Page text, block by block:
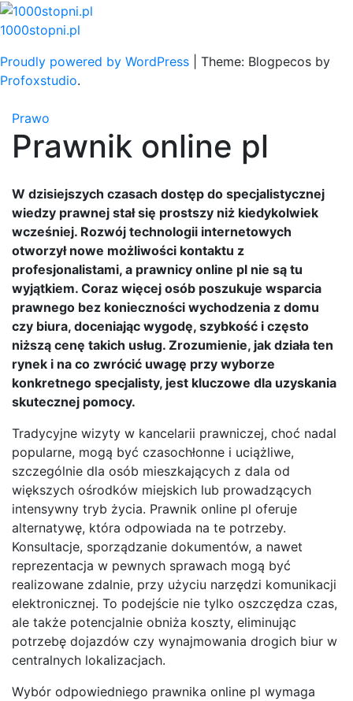
Skip
to
1000stopni.pl
Proudly powered by WordPress
Theme: Blogpecos by
Profoxstudio.
Prawo
Prawnik online pl
W dzisiejszych czasach dostęp do specjalistycznej
wiedzy prawnej stał się prostszy niż kiedykolwiek
wcześniej. Rozwój technologii internetowych
otworzył nowe możliwości kontaktu z
profesjonalistami, a prawnicy online pl nie są tu
wyjątkiem. Coraz więcej osób poszukuje wsparcia
prawnego bez konieczności wychodzenia z domu
czy biura, doceniając wygodę, szybkość i często
niższą cenę takich usług. Zrozumienie, jak działa ten
rynek i na co zwrócić uwagę przy wyborze
konkretnego specjalisty, jest kluczowe dla uzyskania
skutecznej pomocy.
Tradycyjne wizyty w kancelarii prawniczej, choć nadal
popularne, mogą być czasochłonne i uciążliwe,
szczególnie dla osób mieszkających z dala od
większych ośrodków miejskich lub prowadzących
intensywny tryb życia. Prawnik online pl oferuje
alternatywę, która odpowiada na te potrzeby.
Konsultacje, sporządzanie dokumentów, a nawet
reprezentacja w pewnych sprawach mogą być
realizowane zdalnie, przy użyciu narzędzi komunikacji
elektronicznej. To podejście nie tylko oszczędza czas,
ale także potencjalnie obniża koszty, eliminując
potrzebę dojazdów czy wynajmowania drogich biur w
centralnych lokalizacjach.
Wybór odpowiedniego prawnika online pl wymaga